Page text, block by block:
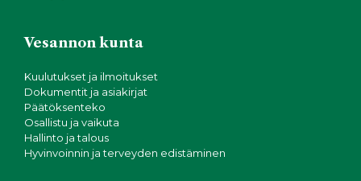
Vesannon kunta
Kuulutukset ja ilmoitukset
Dokumentit ja asiakirjat
Päätöksenteko
Osallistu ja vaikuta
Hallinto ja talous
Hyvinvoinnin ja terveyden edistäminen